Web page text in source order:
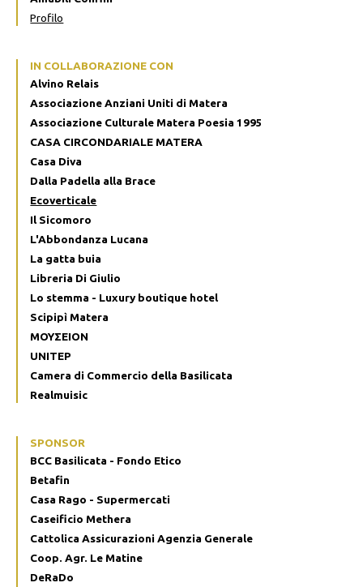
Profilo
IN COLLABORAZIONE CON
Alvino Relais
Associazione Anziani Uniti di Matera
Associazione Culturale Matera Poesia 1995
CASA CIRCONDARIALE MATERA
Casa Diva
Dalla Padella alla Brace
Ecoverticale
Il Sicomoro
L'Abbondanza Lucana
La gatta buia
Libreria Di Giulio
Lo stemma - Luxury boutique hotel
Scipipì Matera
ΜΟΥΣΕΙΟΝ
UNITEP
Camera di Commercio della Basilicata
Realmuisic
SPONSOR
BCC Basilicata - Fondo Etico
Betafin
Casa Rago - Supermercati
Caseificio Methera
Cattolica Assicurazioni Agenzia Generale
Coop. Agr. Le Matine
DeRaDo